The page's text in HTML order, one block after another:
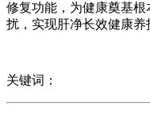
修复功能，为健康奠基
扰，实现肝净长效健康养
关键词：